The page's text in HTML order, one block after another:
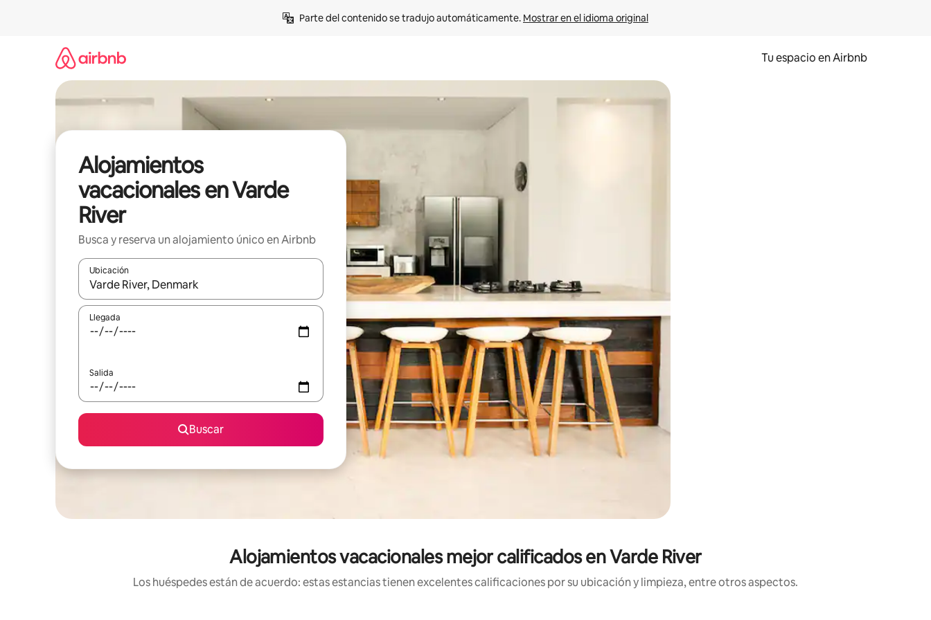
Parte del contenido se tradujo automáticamente. Mostrar en el idioma original
Tu espacio en Airbnb
Alojamientos
vacacionales en Varde
River
Busca y reserva un alojamiento único en Airbnb
Ubicación
Cuando los resultados estén disponibles, podrás navegar usando las teclas de las flechas hacia arriba y hacia abajo, o bien tocando y deslizando la pantalla.
Llegada
Salida
Buscar
Alojamientos vacacionales mejor calificados en Varde River
Los huéspedes están de acuerdo: estas estancias tienen excelentes calificaciones por su ubicación y limpieza, entre otros aspectos.